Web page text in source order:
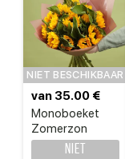
NIET BESCHIKBAAR
Monoboeket
Zomerzon
van 35.00 €
Niet